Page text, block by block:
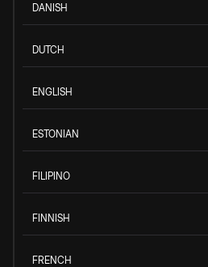
DANISH
DUTCH
ENGLISH
ESTONIAN
FILIPINO
FINNISH
FRENCH